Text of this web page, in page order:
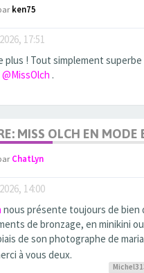
ken75
17:51
plus ! Tout simplement superbe
@MissOlch .
MISS OLCH EN MODE
ChatLyn
14:00
nous présente toujours de bien
de bronzage, en minikini
de son photographe de
à vous deux.